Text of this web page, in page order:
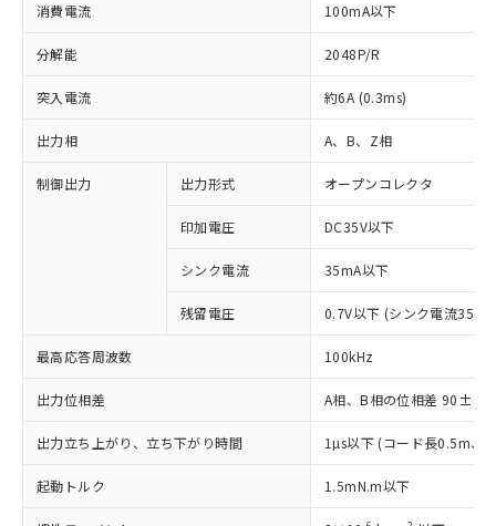
消費電流 100mA以下
分解能 2048P/R
突入電流 約6A (0.3ms)
出力相 A、B、Z相
制御出力 出力形式 オープンコレクタ
印加電圧 DC35V以下
シンク電流 35mA以下
残留電圧 0.7V以下 (シンク電流
最高応答周波数 100kHz
出力位相差 A相、B相の位相差
出力立ち上がり、立ち下がり時間 1µs以下 (コード長0.5m、
起動トルク 1.5mN.m以下
※1 対応状況
対応済み：EU RoHS指令（10物質）の
非含有に対応した製品が提供可能な商品で